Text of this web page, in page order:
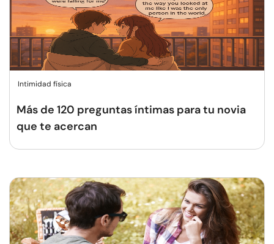
Intimidad física
Más de 120 preguntas íntimas para tu novia
que te acercan